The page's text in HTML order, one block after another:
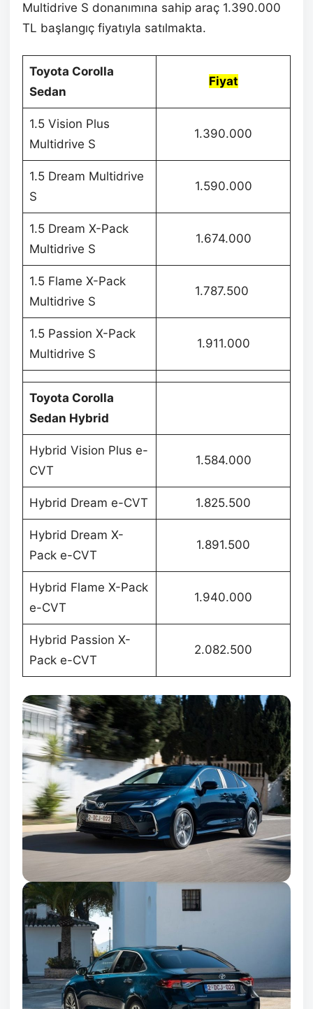
Multidrive S donanımına sahip araç 1.390.000
TL başlangıç fiyatıyla satılmakta.
Toyota Corolla
Sedan
Fiyat
1.5 Vision Plus
Multidrive S
1.390.000
1.5 Dream Multidrive
S
1.590.000
1.5 Dream X-Pack
Multidrive S
1.674.000
1.5 Flame X-Pack
Multidrive S
1.787.500
1.5 Passion X-Pack
Multidrive S
1.911.000
Toyota Corolla
Sedan Hybrid
Hybrid Vision Plus e-
CVT
1.584.000
Hybrid Dream e-CVT 1.825.500
Hybrid Dream X-
Pack e-CVT
1.891.500
Hybrid Flame X-Pack
e-CVT
1.940.000
Hybrid Passion X-
Pack e-CVT
2.082.500